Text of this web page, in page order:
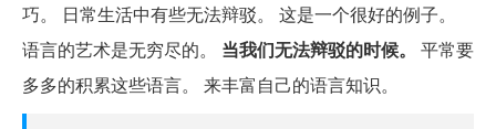
巧。 日常生活中有些无法辩驳。 这是一个很好的例子。
语言的艺术是无穷尽的。 当我们无法辩驳的时候。
平常要
多多的积累这些语言。 来丰富自己的语言知识。